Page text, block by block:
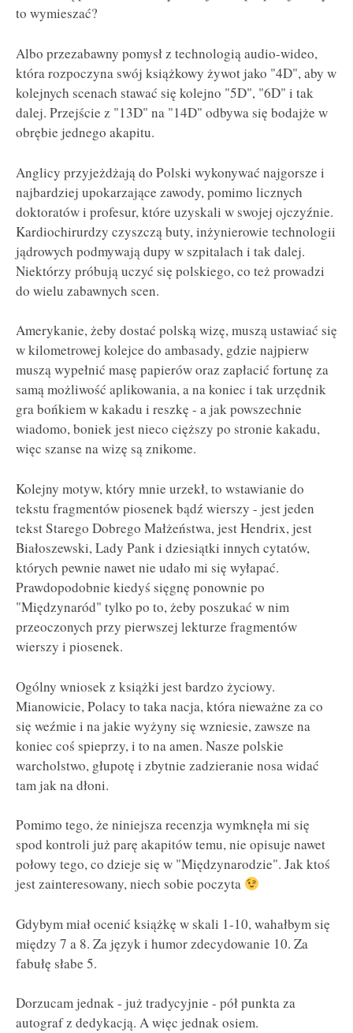
to wymieszać?
Albo przezabawny pomysł z technologią audio-wideo,
która rozpoczyna swój książkowy żywot jako "4D", aby w
kolejnych scenach stawać się kolejno "5D", "6D" i tak
dalej. Przejście z "13D" na "14D" odbywa się bodajże w
obrębie jednego akapitu.
Anglicy przyjeżdżają do Polski wykonywać najgorsze i
najbardziej upokarzające zawody, pomimo licznych
doktoratów i profesur, które uzyskali w swojej ojczyźnie.
Kardiochirurdzy czyszczą buty, inżynierowie technologii
jądrowych podmywają dupy w szpitalach i tak dalej.
Niektórzy próbują uczyć się polskiego, co też prowadzi
do wielu zabawnych scen.
Amerykanie, żeby dostać polską wizę, muszą ustawiać się
w kilometrowej kolejce do ambasady, gdzie najpierw
muszą wypełnić masę papierów oraz zapłacić fortunę za
samą możliwość aplikowania, a na koniec i tak urzędnik
gra bońkiem w kakadu i reszkę - a jak powszechnie
wiadomo, boniek jest nieco cięższy po stronie kakadu,
więc szanse na wizę są znikome.
Kolejny motyw, który mnie urzekł, to wstawianie do
tekstu fragmentów piosenek bądź wierszy - jest jeden
tekst Starego Dobrego Małżeństwa, jest Hendrix, jest
Białoszewski, Lady Pank i dziesiątki innych cytatów,
których pewnie nawet nie udało mi się wyłapać.
Prawdopodobnie kiedyś sięgnę ponownie po
"Międzynaród" tylko po to, żeby poszukać w nim
przeoczonych przy pierwszej lekturze fragmentów
wierszy i piosenek.
Ogólny wniosek z książki jest bardzo życiowy.
Mianowicie, Polacy to taka nacja, która nieważne za co
się weźmie i na jakie wyżyny się wzniesie, zawsze na
koniec coś spieprzy, i to na amen. Nasze polskie
warcholstwo, głupotę i zbytnie zadzieranie nosa widać
tam jak na dłoni.
Pomimo tego, że niniejsza recenzja wymknęła mi się
spod kontroli już parę akapitów temu, nie opisuje nawet
połowy tego, co dzieje się w "Międzynarodzie". Jak ktoś
jest zainteresowany, niech sobie poczyta
Gdybym miał ocenić książkę w skali 1-10, wahałbym się
między 7 a 8. Za język i humor zdecydowanie 10. Za
fabułę słabe 5.
Dorzucam jednak - już tradycyjnie - pół punkta za
autograf z dedykacją. A więc jednak osiem.